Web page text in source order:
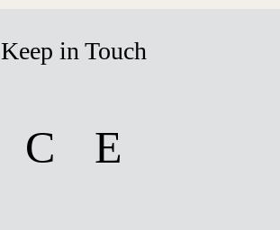
Keep in Touch